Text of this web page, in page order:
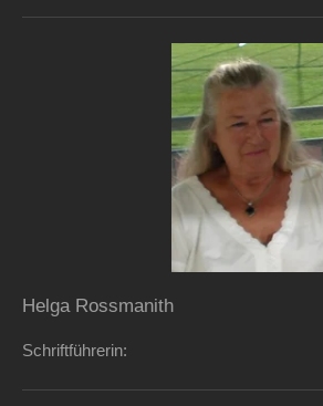
Helga Rossmanith
Schriftführerin: